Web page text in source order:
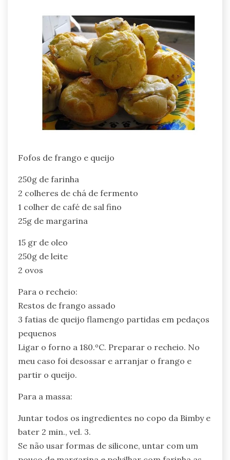
Fofos de frango e queijo
250g de farinha
2 colheres de chá de fermento
1 colher de café de sal fino
25g de margarina
15 gr de oleo
250g de leite
2 ovos
Para o recheio:
Restos de frango assado
3 fatias de queijo flamengo partidas em pedaços
pequenos
Ligar o forno a 180.ºC. Preparar o recheio. No
meu caso foi desossar e arranjar o frango e
partir o queijo.
Para a massa:
Juntar todos os ingredientes no copo da Bimby e
bater 2 min., vel. 3.
Se não usar formas de silicone, untar com um